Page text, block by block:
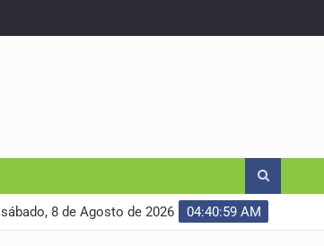
04:41:00 AM
sábado, 8 de Agosto de 2026